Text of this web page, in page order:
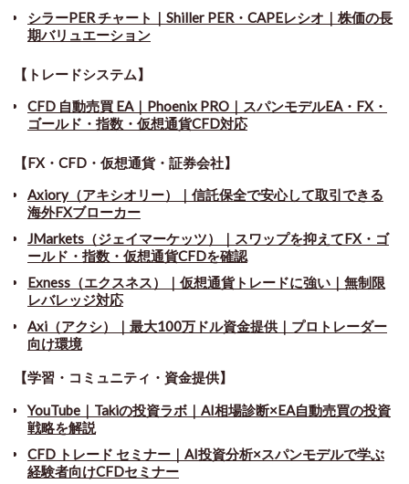
シラーPER チャート ｜ Shiller PER・CAPEレシオ｜株価の長
期バリュエーション
【トレードシステム】
CFD 自動売買 EA｜Phoenix PRO｜スパンモデルEA・FX・
ゴールド・指数・仮想通貨CFD対応
【FX・CFD・仮想通貨・証券会社】
Axiory（アキシオリー）｜信託保全で安心して取引できる
海外FXブローカー
JMarkets（ジェイマーケッツ）｜スワップを抑えてFX・ゴ
ールド・指数・仮想通貨CFDを確認
Exness（エクスネス）｜仮想通貨トレードに強い｜無制限
レバレッジ対応
Axi（アクシ）｜最大100万ドル資金提供｜プロトレーダー
向け環境
【学習・コミュニティ・資金提供】
YouTube｜Takiの投資ラボ｜AI相場診断×EA自動売買の投資
戦略を解説
CFD トレード セミナー ｜ AI投資分析×スパンモデルで学ぶ
経験者向けCFDセミナー